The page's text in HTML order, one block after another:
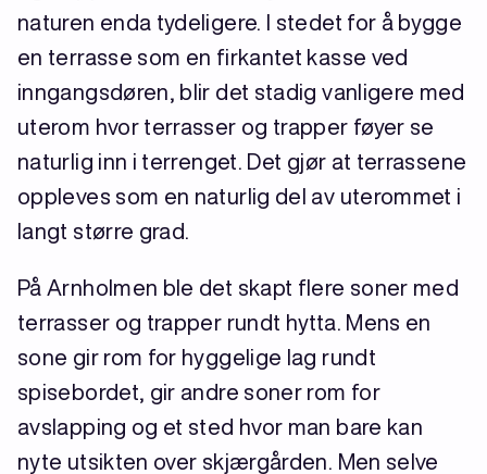
naturen enda tydeligere. I stedet for å bygge
en terrasse som en firkantet kasse ved
inngangsdøren, blir det stadig vanligere med
uterom hvor terrasser og trapper føyer se
naturlig inn i terrenget. Det gjør at terrassene
oppleves som en naturlig del av uterommet i
langt større grad.
På Arnholmen ble det skapt flere soner med
terrasser og trapper rundt hytta. Mens en
sone gir rom for hyggelige lag rundt
spisebordet, gir andre soner rom for
avslapping og et sted hvor man bare kan
nyte utsikten over skjærgården. Men selve